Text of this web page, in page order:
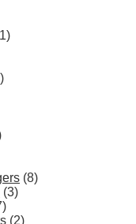
(8)
(3)
(2)